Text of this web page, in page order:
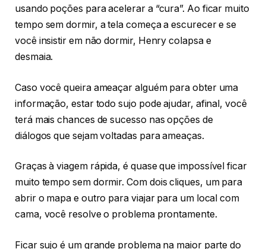
usando poções para acelerar a “cura”. Ao ficar muito
tempo sem dormir, a tela começa a escurecer e se
você insistir em não dormir, Henry colapsa e
desmaia.
Caso você queira ameaçar alguém para obter uma
informação, estar todo sujo pode ajudar, afinal, você
terá mais chances de sucesso nas opções de
diálogos que sejam voltadas para ameaças.
Graças à viagem rápida, é quase que impossível ficar
muito tempo sem dormir. Com dois cliques, um para
abrir o mapa e outro para viajar para um local com
cama, você resolve o problema prontamente.
Ficar sujo é um grande problema na maior parte do